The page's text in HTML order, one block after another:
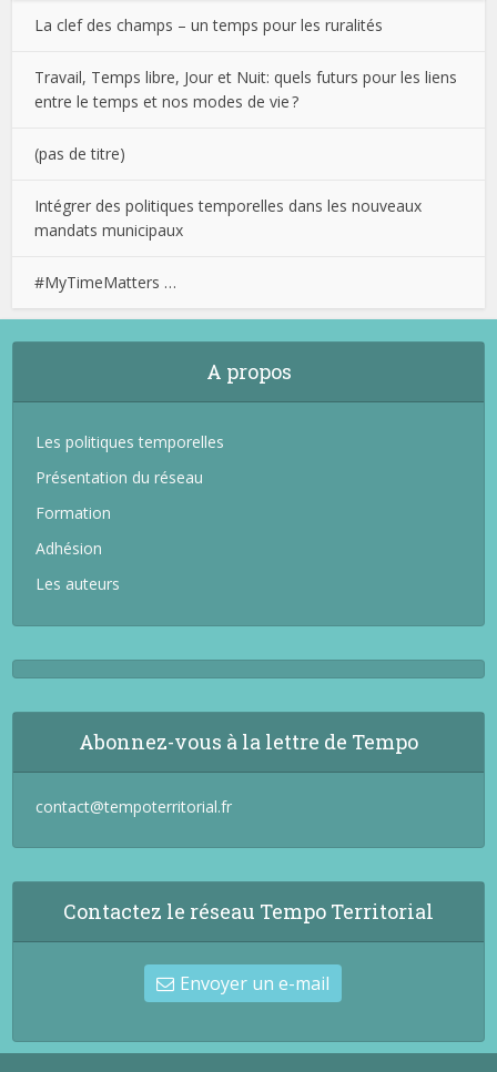
La clef des champs – un temps pour les ruralités
Travail, Temps libre, Jour et Nuit: quels futurs pour les liens
entre le temps et nos modes de vie ?
(pas de titre)
Intégrer des politiques temporelles dans les nouveaux
mandats municipaux
#MyTimeMatters …
A propos
Les politiques temporelles
Présentation du réseau
Formation
Adhésion
Les auteurs
Abonnez-vous à la lettre de Tempo
contact@tempoterritorial.fr
Contactez le réseau Tempo Territorial
Envoyer un e-mail